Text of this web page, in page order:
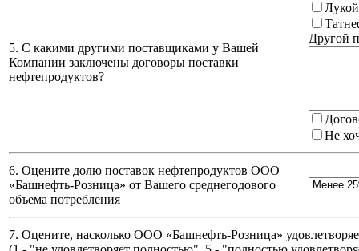
5. С какими другими поставщиками у Вашей
Компании заключены договоры поставки
нефтепродуктов?
Другой
Не
6. Оцените долю поставок нефтепродуктов ООО
«Башнефть-Розница» от Вашего среднегодового
объема потребления
7. Оцените, насколько ООО «Башнефть-Розница»